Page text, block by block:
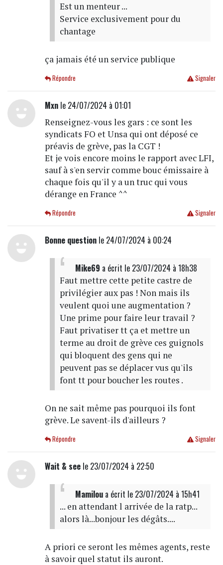
Est un menteur ...
Service exclusivement pour du
chantage
ça jamais été un service publique
Signaler
Répondre
Mxnle 24/07/2024 à 01:01
Renseignez-vous les gars : ce sont les
syndicats FO et Unsa qui ont déposé ce
préavis de grève, pas la CGT !
Et je vois encore moins le rapport avec LFI,
sauf à s'en servir comme bouc émissaire à
chaque fois qu'il y a un truc qui vous
dérange en France ^^
Signaler
Répondre
Bonne questionle 24/07/2024 à 00:24
Mike69 a écrit le 23/07/2024 à 18h38
Faut mettre cette petite castre de
privilégier aux pas ! Non mais ils
veulent quoi une augmentation ?
Une prime pour faire leur travail ?
Faut privatiser tt ça et mettre un
terme au droit de grève ces guignols
qui bloquent des gens qui ne
peuvent pas se déplacer vus qu'ils
font tt pour boucher les routes .
On ne sait même pas pourquoi ils font
grève. Le savent-ils d'ailleurs ?
Signaler
Répondre
Wait & seele 23/07/2024 à 22:50
Mamiloua écrit le 23/07/2024 à 15h41
... en attendant l arrivée de la ratp...
alors là...bonjour les dégâts....
A priori ce seront les mêmes agents, reste
à savoir quel statut ils auront.